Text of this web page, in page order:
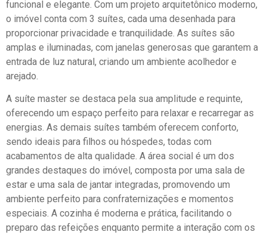
funcional e elegante. Com um projeto arquitetônico moderno,
o imóvel conta com 3 suítes, cada uma desenhada para
proporcionar privacidade e tranquilidade. As suítes são
amplas e iluminadas, com janelas generosas que garantem a
entrada de luz natural, criando um ambiente acolhedor e
arejado.
A suíte master se destaca pela sua amplitude e requinte,
oferecendo um espaço perfeito para relaxar e recarregar as
energias. As demais suítes também oferecem conforto,
sendo ideais para filhos ou hóspedes, todas com
acabamentos de alta qualidade. A área social é um dos
grandes destaques do imóvel, composta por uma sala de
estar e uma sala de jantar integradas, promovendo um
ambiente perfeito para confraternizações e momentos
especiais. A cozinha é moderna e prática, facilitando o
preparo das refeições enquanto permite a interação com os